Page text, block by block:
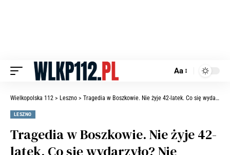
Aa
Wielkopolska 112 > Leszno > Tragedia w Boszkowie. Nie żyje 42-latek. Co się wydarzyło? Nie wiadomo
LESZNO
Tragedia w Boszkowie. Nie żyje 42-